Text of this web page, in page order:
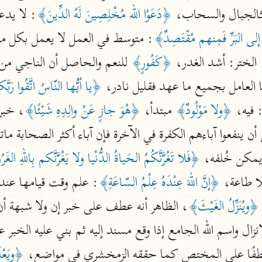
نحو ١١ مجلدًا
التسهيل لعلوم التنزيل
ابن جُزَيّ (٧٤١ هـ)
نحو ٣ مجلدات
موسوعات
روح المعاني
الآلوسي (١٢٧٠ هـ)
نحو ٢٨ مجلدًا
مفاتيح الغيب
فخر الدين الرازي (٦٠٦ هـ)
نحو ٢٤ مجلدًا
والسحاب، ﴿دَعَوُا الله مُخْلِصِينَ لَهُ الدِّينَ﴾
البَرِّ فَمِنهم مُقْتَصِدٌ﴾: متوسط في العمل لا يعمل بكل
الختر: أشد الغدر، ﴿كَفُورٍ﴾
العامل بجميع ما عهد فقليل نادر، ﴿يا أيُّها النّاسُ اتَّقُوا
: فيه، ﴿ولا مَوْلُودٌ﴾ مبتدأ، ﴿هُوَ جازٍ عَنْ والِدِهِ شَيْئًا﴾
ينفعوا آباءهم الكفرة في الآخرة فإن آباء أكثر الصحابة
خُلفه، ﴿فَلا تَغُرَّنَّكُمُ الحَياةُ الدُّنْيا ولا يَغُرَّنَّكم بِاللهِ
طاعة، ﴿إنَّ اللهَ عِنْدَهُ عِلْمُ السّاعَةِ﴾
﴿ويُنَزِّلُ الغَيْثَ﴾
على المختص كما حققه الزمخشري في مواضع،